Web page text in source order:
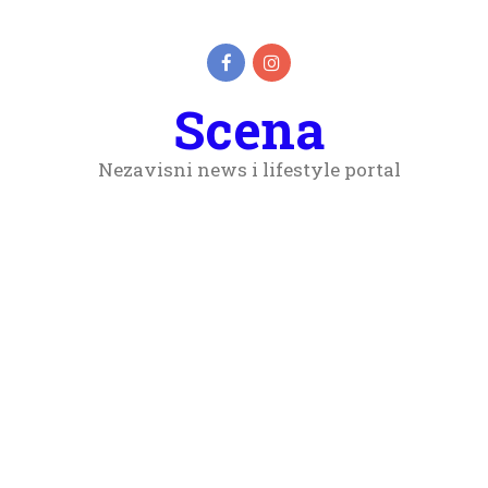
Scena
Nezavisni news i lifestyle portal